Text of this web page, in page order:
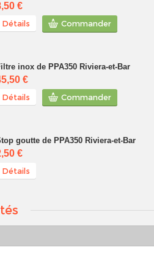
€
Détails Commander
inox de PPA350 Riviera-et-Bar
€
Détails Commander
goutte de PPA350 Riviera-et-Bar
€
Détails